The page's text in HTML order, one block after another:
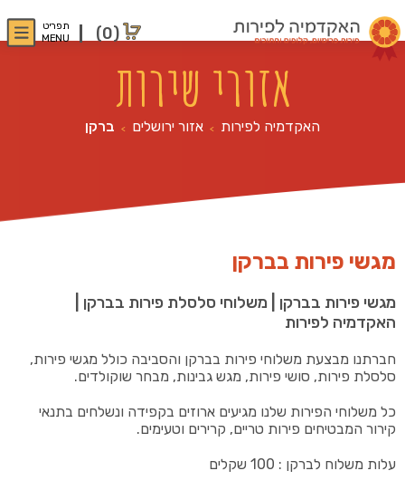
(0)
תפריט
MENU
אזורי שירות
האקדמיה לפירות > אזור ירושלים > ברקן
מגשי פירות בברקן
מגשי פירות בברקן | משלוחי סלסלת פירות בברקן |
האקדמיה לפירות
חברתנו מבצעת משלוחי פירות בברקן והסביבה כולל מגשי פירות,
סלסלת פירות, סושי פירות, מגש גבינות, מבחר שוקולדים.
כל משלוחי הפירות שלנו מגיעים ארוזים בקפידה ונשלחים בתנאי
קירור המבטיחים פירות טריים, קרירים וטעימים.
עלות משלוח לברקן : 100 שקלים